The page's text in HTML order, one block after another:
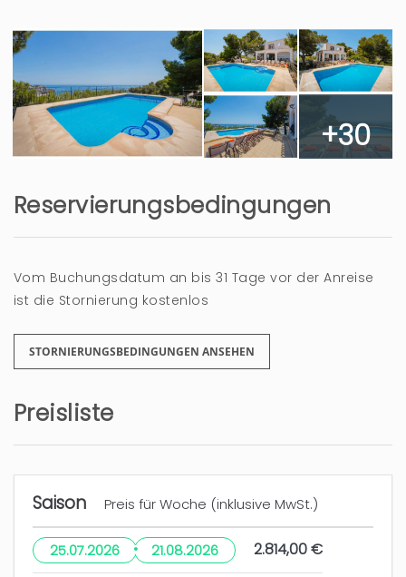
WAR DIES HILFREICH? 0
5 jahre
+30
Reservierungsbedingungen
Vom Buchungsdatum an bis 31 Tage vor der Anreise
ist die Stornierung kostenlos
STORNIERUNGSBEDINGUNGEN ANSEHEN
Preisliste
Saison Preis für Woche (inklusive MwSt.)
25.07.2026 · 21.08.2026 2.814,00 €